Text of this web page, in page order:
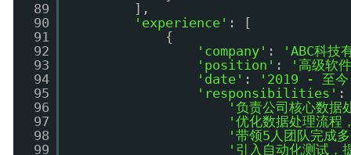
89
90
91
92
93
94
95
96
97
98
99
],
'experience' : [
{
'company' :
'ABC科技
'position' :
'高级软
'date' :
'2019 - 至
'responsibilities' :
'负责公司核心数据
'优化数据处理流程
'带领5人团队完成
'引入自动化测试，